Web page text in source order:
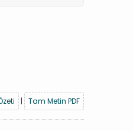
| Tam Metin PDF